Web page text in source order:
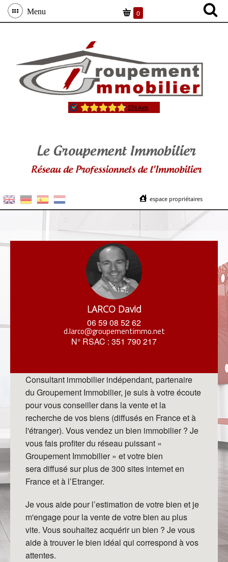
Menu 0
espace propriétaires
LARCO David
06 59 08 52 62
d.larco@groupementimmo.net
N° RSAC : 351 790 217
Consultant immobilier indépendant, partenaire
du Groupement Immobilier, je suis à votre écoute
pour vous conseiller dans la vente et la
recherche de vos biens (diffusés en Franceet à
l'étranger). Vous vendez un bien immobilier ? Je
vous fais profiter du réseau puissant «
Groupement Immobilier » et votre bien
seradiffusé sur plus de 300 sites internet en
France et à l’Etranger.
Je vous aide pour l’estimation de votre bien et je
m'engage pour la vente de votre bien au plus
vite. Vous souhaitez acquérir un bien ? Je vous
aide à trouver lebien idéal qui correspond à vos
attentes.